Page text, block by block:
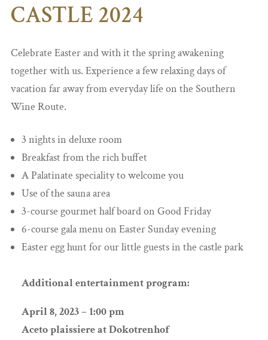
CASTLE 2024
Celebrate Easter and with it the spring awakening
together with us. Experience a few relaxing days of
vacation far away from everyday life on the Southern
Wine Route.
3 nights in deluxe room
Breakfast from the rich buffet
A Palatinate speciality to welcome you
Use of the sauna area
3-course gourmet half board on Good Friday
6-course gala menu on Easter Sunday evening
Easter egg hunt for our little guests in the castle park
Additional entertainment program:
April 8, 2023 – 1:00 pm
Aceto plaissiere at Dokotrenhof